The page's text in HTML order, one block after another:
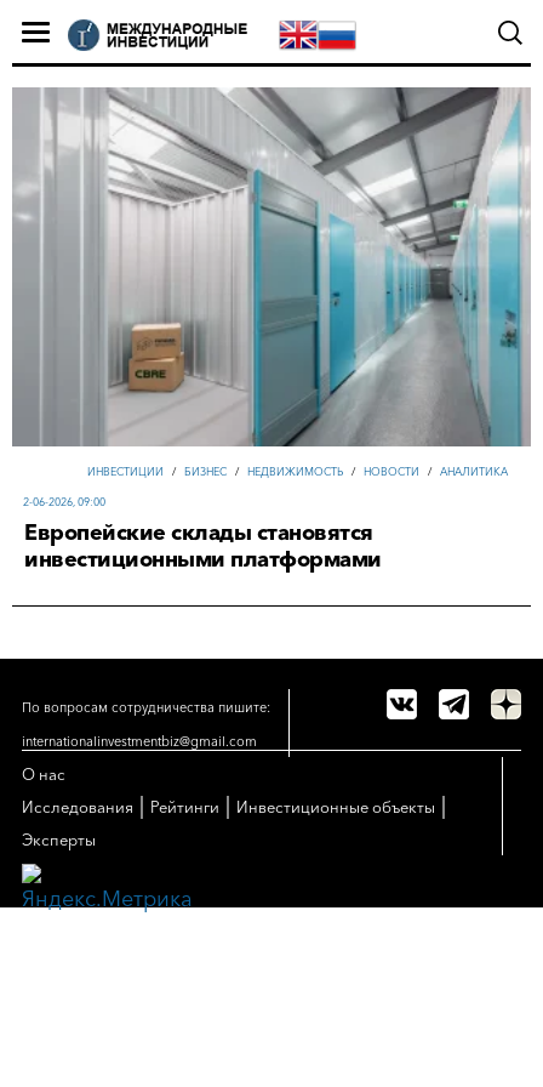
ИНВЕСТИЦИИ / БИЗНЕС / НЕДВИЖИМОСТЬ / НОВОСТИ / АНАЛИТИКА
2-06-2026, 09:00
Европейские склады становятся
инвестиционными платформами
По вопросам сотрудничества пишите:
internationalinvestmentbiz@gmail.com
О нас
Исследования
Рейтинги Инвестиционные объекты
Эксперты